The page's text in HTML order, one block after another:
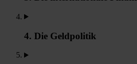
4. Die Geldpolitik